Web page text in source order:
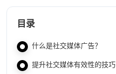
目录
什么是社交媒体广告？
提升社交媒体有效性的技巧